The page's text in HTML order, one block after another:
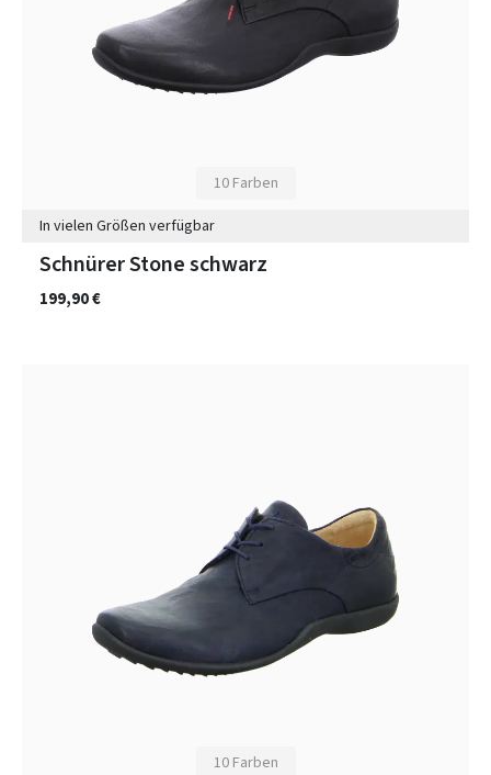
10 Farben
In vielen Größen verfügbar
Schnürer Stone schwarz
199,90 €
10 Farben